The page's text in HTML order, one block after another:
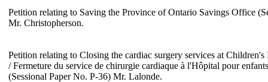
Petition relating to Saving the Province of Ontario Savings Office
Mr. Christopherson.
Petition relating to Closing the cardiac surgery services at
/ Fermeture du service de chirurgie cardiaque à l'Hôpital pour
(Sessional Paper No. P-36) Mr. Lalonde.